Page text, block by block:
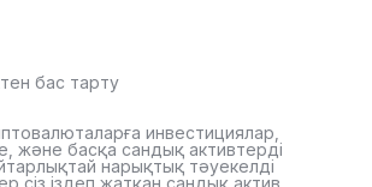
бас тарту
инвестициялар,
және басқа сандық активтерді
нарықтық тәуекелді
сіз іздеп жатқан сандық актив